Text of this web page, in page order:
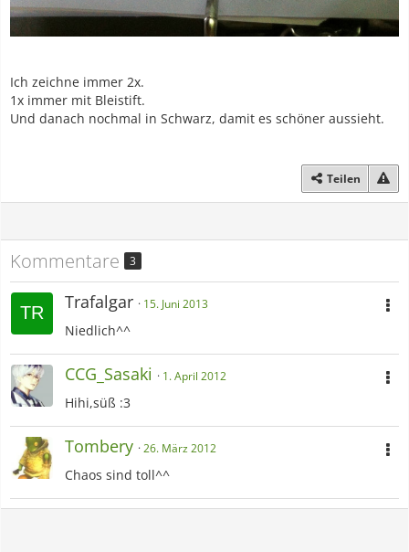
Ich zeichne immer 2x.
1x immer mit Bleistift.
Und danach nochmal in Schwarz, damit es schöner aussieht.
Teilen
Kommentare 3
Trafalgar 15. Juni 2013
Niedlich^^
CCG_Sasaki 1. April 2012
Hihi,süß :3
Tombery 26. März 2012
Chaos sind toll^^